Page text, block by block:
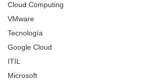
Cloud Computing
VMware
Tecnología
Google Cloud
ITIL
Microsoft